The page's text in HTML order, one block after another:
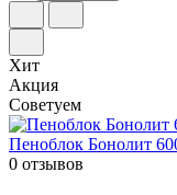
Хит
Акция
Советуем
Пеноблок Бонолит
0 отзывов